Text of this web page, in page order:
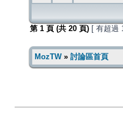
第 1 頁 (共 20 頁) [ 有超過
MozTW» 討論區首頁